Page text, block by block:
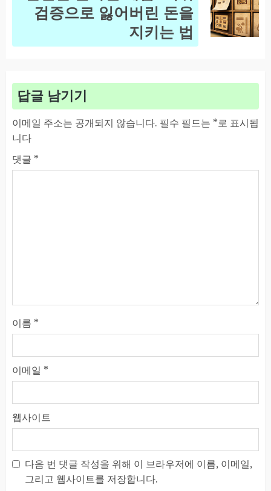
Next
post:
검증으로 잃어버린 돈을
지키는 법
답글 남기기
이메일 주소는 공개되지 않습니다. 필수 필드는 *로 표시됩
니다
댓글 *
이름 *
이메일 *
웹사이트
다음 번 댓글 작성을 위해 이 브라우저에 이름, 이메일,
그리고 웹사이트를 저장합니다.